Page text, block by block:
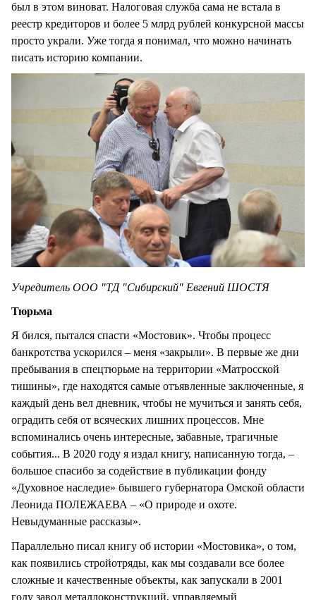
был в этом виноват. Налоговая служба сама не встала в
реестр кредиторов и более 5 млрд рублей конкурсной массы
просто украли. Уже тогда я понимал, что можно начинать
писать историю компании.
Учредитель ООО "ТД "Сибирский" Евгений ШОСТЯ
Тюрьма
Я бился, пытался спасти «Мостовик». Чтобы процесс
банкротства ускорился – меня «закрыли». В первые же дни
пребывания в спецтюрьме на территории «Матросской
тишины», где находятся самые отъявленные заключенные, я
каждый день вел дневник, чтобы не мучиться и занять себя,
оградить себя от всяческих лишних процессов. Мне
вспоминались очень интересные, забавные, трагичные
события... В 2020 году я издал книгу, написанную тогда, –
большое спасибо за содействие в публикации фонду
«Духовное наследие» бывшего губернатора Омской области
Леонида ПОЛЕЖАЕВА – «О природе и охоте.
Невыдуманные рассказы».
Параллельно писал книгу об истории «Мостовика», о том,
как появились стройотряды, как мы создавали все более
сложные и качественные объекты, как запускали в 2001
году завод металлоконструкций, управляемый